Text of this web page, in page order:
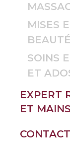
MISES
BEAUTÉ
SOINS
ET
EXPERT
ET MAINS
TOUTES
CONTACT